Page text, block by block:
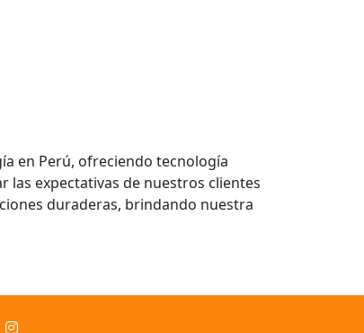
en Perú, ofreciendo tecnología
las expectativas de nuestros clientes
duraderas, brindando nuestra